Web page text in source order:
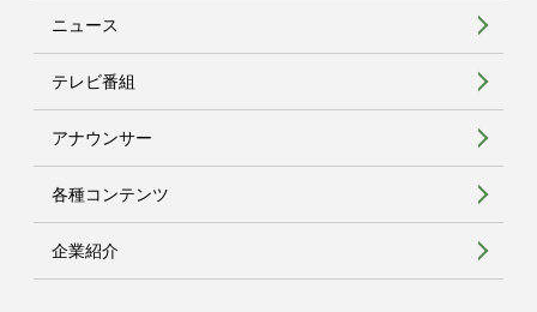
ニュース
テレビ番組
アナウンサー
各種コンテンツ
企業紹介